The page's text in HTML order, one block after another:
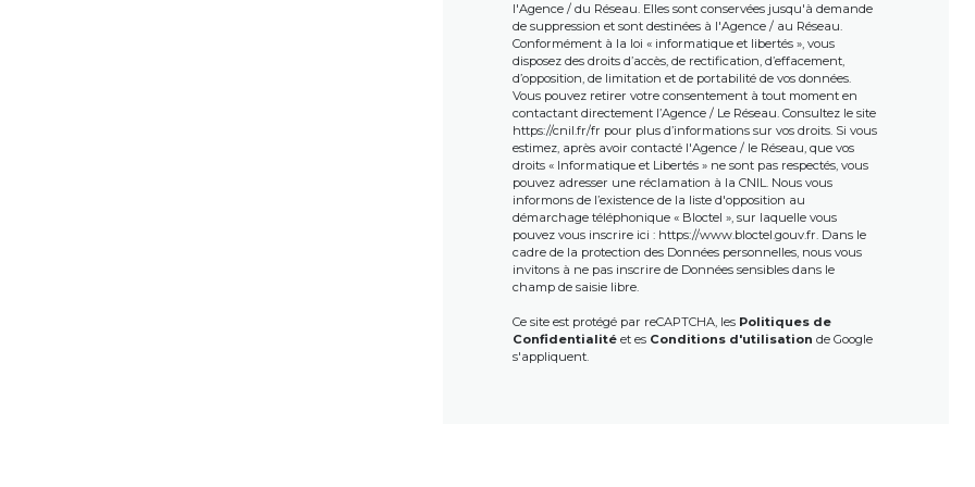
l'Agence / du Réseau. Elles sont conservées jusqu'à demande
de suppression et sont destinées à l'Agence / au Réseau.
Conformément à la loi « informatique et libertés », vous
disposez des droits d’accès, de rectification, d’effacement,
d’opposition, de limitation et de portabilité de vos données.
Vous pouvez retirer votre consentement à tout moment en
contactant directement l’Agence / Le Réseau. Consultez le site
https://cnil.fr/fr pour plus d’informations sur vos droits. Si vous
estimez, après avoir contacté l'Agence / le Réseau, que vos
droits « Informatique et Libertés » ne sont pas respectés, vous
pouvez adresser une réclamation à la CNIL. Nous vous
informons de l’existence de la liste d'opposition au
démarchage téléphonique « Bloctel », sur laquelle vous
pouvez vous inscrire ici : https://www.bloctel.gouv.fr. Dans le
cadre de la protection des Données personnelles, nous vous
invitons à ne pas inscrire de Données sensibles dans le
champ de saisie libre.
Ce site est protégé par reCAPTCHA, les Politiques de
Confidentialitéet es Conditions d'utilisation de Google
s'appliquent.